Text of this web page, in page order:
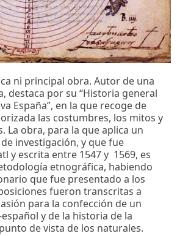
ni principal obra. Autor de una
destaca por su “Historia general
España”, en la que recoge de
las costumbres, los mitos y
La obra, para la que aplica un
investigación, y que fue
y escrita entre 1547 y 1569, es
etnográfica, habiendo
que fue presentado a los
fueron transcritas a
para la confección de un
y de la historia de la
de vista de los naturales.